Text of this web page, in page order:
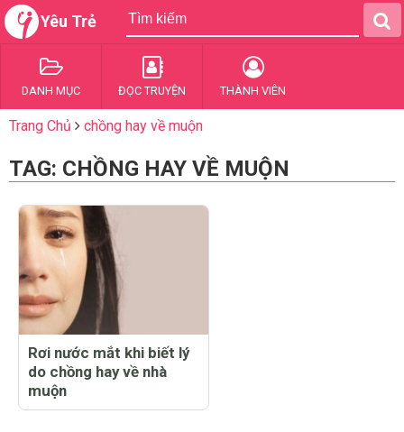
Yêu Trẻ
DANH MỤC ĐỌC TRUYỆN THÀNH VIÊN
Trang Chủ chồng hay về muộn
TAG: CHỒNG HAY VỀ MUỘN
Rơi nước mắt khi biết lý
do chồng hay về nhà
muộn